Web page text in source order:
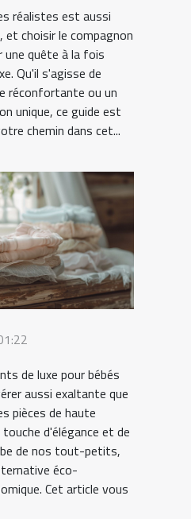
réalistes est aussi
choisir le compagnon
quête à la fois
Qu'il s'agisse de
réconfortante ou un
unique, ce guide est
chemin dans cet...
de luxe pour bébés
aussi exaltante que
pièces de haute
d'élégance et de
de nos tout-petits,
éco-
Cet article vous